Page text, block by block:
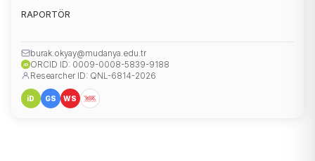
RAPORTÖR
burak.okyay@mudanya.edu.tr
iD ORCID ID: 0009-0008-5839-9188
Researcher ID: QNL-6814-2026
iD GS WS